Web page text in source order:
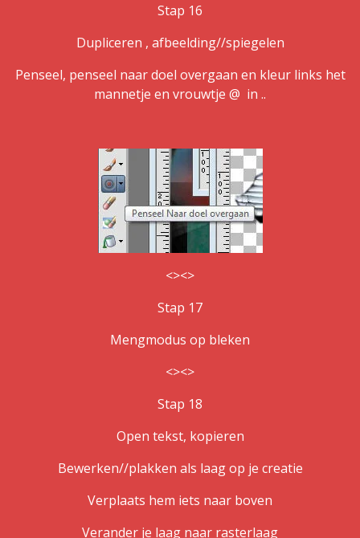
Stap 16
Dupliceren , afbeelding//spiegelen
Penseel, penseel naar doel overgaan en kleur links het
mannetje en vrouwtje @ in ..
<><>
Stap 17
Mengmodus op bleken
<><>
Stap 18
Open tekst, kopieren
Bewerken//plakken als laag op je creatie
Verplaats hem iets naar boven
Verander je laag naar rasterlaag